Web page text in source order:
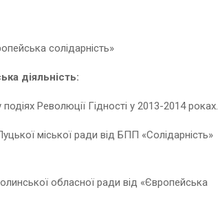
солідарність»
діяльність:
Революції Гідності у 2013-2014 роках.
міської ради від БПП «Солідарність»
обласної ради від «Європейська